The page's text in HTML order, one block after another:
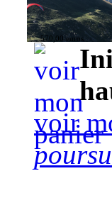
570,00 euros
voir